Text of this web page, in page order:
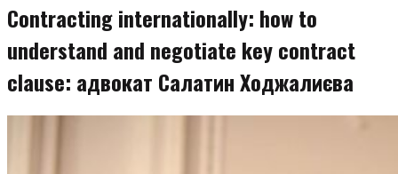
Contracting internationally: how to
understand and negotiate key contract
clause: адвокат Салатин Ходжалиєва